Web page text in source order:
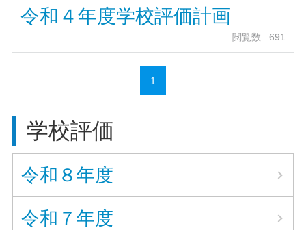
令和４年度学校評価計画
閲覧数 : 691
1
学校評価
令和８年度
令和７年度